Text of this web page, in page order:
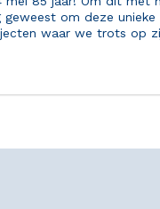
geweest om deze
waar we trots op